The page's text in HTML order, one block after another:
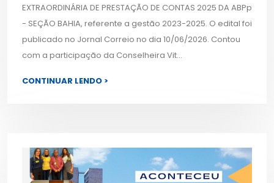
EXTRAORDINÁRIA DE PRESTAÇÃO DE CONTAS 2025 DA ABPp
- SEÇÃO BAHIA, referente a gestão 2023-2025. O edital foi
publicado no Jornal Correio no dia 10/06/2026. Contou
com a participação da Conselheira Vit...
CONTINUAR LENDO >